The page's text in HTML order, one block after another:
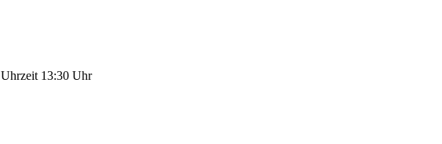
Uhrzeit 13:30 Uhr